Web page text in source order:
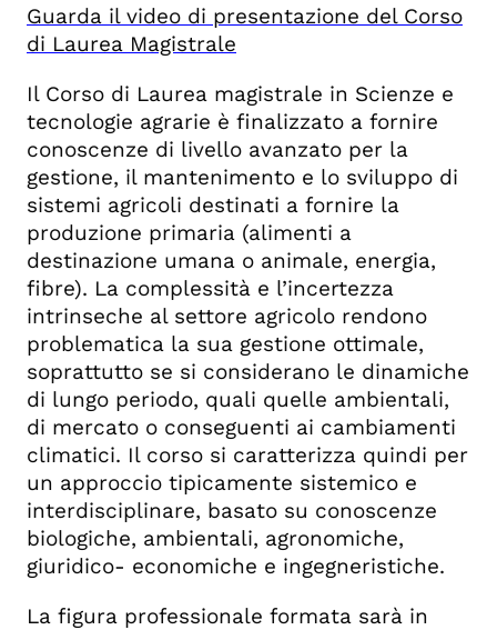
Guarda il video di presentazione del Corso
di Laurea Magistrale
Il Corso di Laurea magistrale in Scienze e
tecno­logie agrarie è finalizzato a fornire
conoscenze di livello avanzato per la
gestione, il mantenimento e lo sviluppo di
sistemi agricoli destinati a fornire la
produzione primaria (alimenti a
destinazione umana o animale, energia,
fibre). La complessità e l’incertezza
intrinseche al settore agricolo rendono
problematica la sua gestione ottimale,
soprattutto se si considerano le dinamiche
di lungo periodo, quali quelle ambientali,
di mercato o conseguenti ai cambiamenti
climatici. Il corso si caratterizza quindi per
un approccio tipicamente sistemico e
interdisciplinare, basato su conoscenze
biologi­che, ambientali, agronomiche,
giuridico- economi­che e ingegneristiche.
La figura professionale formata sarà in